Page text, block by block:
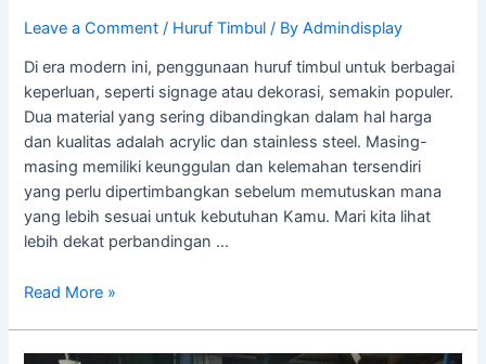
Leave a Comment / Huruf Timbul / ByAdmindisplay
Di era modern ini, penggunaan huruf timbul untuk berbagai
keperluan, seperti signage atau dekorasi, semakin populer.
Dua material yang sering dibandingkan dalam hal harga
dan kualitas adalah acrylic dan stainless steel. Masing-
masing memiliki keunggulan dan kelemahan tersendiri
yang perlu dipertimbangkan sebelum memutuskan mana
yang lebih sesuai untuk kebutuhan Kamu. Mari kita lihat
lebih dekat perbandingan …
Read More »